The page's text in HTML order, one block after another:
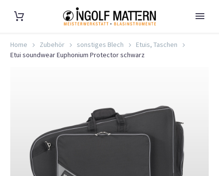
Home Zubehör sonstiges Blech
Etuis, Taschen
Etui soundwear Euphonium Protector schwarz